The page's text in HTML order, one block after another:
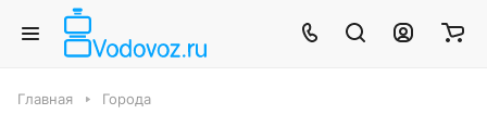
Главная Города